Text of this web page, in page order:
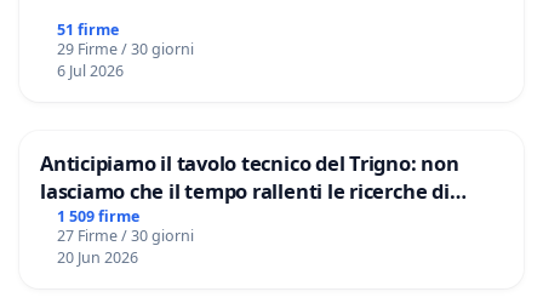
51 firme
29 Firme / 30 giorni
6 Jul 2026
Anticipiamo il tavolo tecnico del Trigno: non
lasciamo che il tempo rallenti le ricerche di
Domenico Racanati
1 509 firme
27 Firme / 30 giorni
20 Jun 2026